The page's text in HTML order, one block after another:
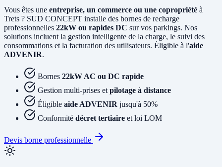
Vous êtes une entreprise, un commerce ou une copropriété à
Trets ? SUD CONCEPT installe des bornes de recharge
professionnelles 22kW ou rapides DC sur vos parkings. Nos
solutions incluent la gestion intelligente de la charge, le suivi des
consommations et la facturation des utilisateurs. Éligible à l'aide
ADVENIR.
Bornes 22kW AC ou DC rapide
Gestion multi-prises et pilotage à distance
Éligible aide ADVENIR jusqu'à 50%
Conformité décret tertiaire et loi LOM
Devis borne professionnelle